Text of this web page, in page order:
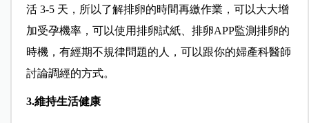
活 3-5 天，所以了解排卵的時間再繳作業，可以大大增
加受孕機率，可以使用排卵試紙、排卵APP監測排卵的
時機，有經期不規律問題的人，可以跟你的婦產科醫師
討論調經的方式。
3.維持生活健康